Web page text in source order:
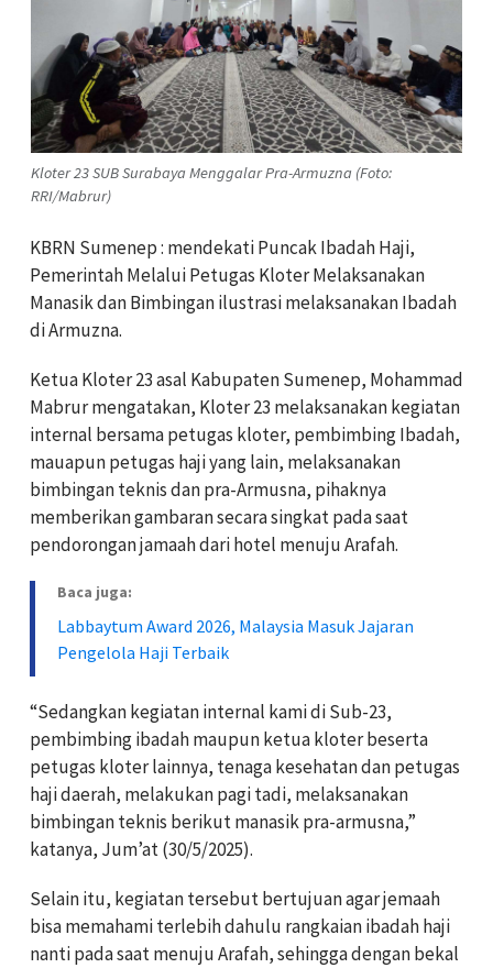
Kloter 23 SUB Surabaya Menggalar Pra-Armuzna (Foto:
RRI/Mabrur)
KBRN Sumenep : mendekati Puncak Ibadah Haji,
Pemerintah Melalui Petugas Kloter Melaksanakan
Manasik dan Bimbingan ilustrasi melaksanakan Ibadah
di Armuzna.
Ketua Kloter 23 asal Kabupaten Sumenep, Mohammad
Mabrur mengatakan, Kloter 23 melaksanakan kegiatan
internal bersama petugas kloter, pembimbing Ibadah,
mauapun petugas haji yang lain, melaksanakan
bimbingan teknis dan pra-Armusna, pihaknya
memberikan gambaran secara singkat pada saat
pendorongan jamaah dari hotel menuju Arafah.
Baca juga:
Labbaytum Award 2026, Malaysia Masuk Jajaran
Pengelola Haji Terbaik
“Sedangkan kegiatan internal kami di Sub-23,
pembimbing ibadah maupun ketua kloter beserta
petugas kloter lainnya, tenaga kesehatan dan petugas
haji daerah, melakukan pagi tadi, melaksanakan
bimbingan teknis berikut manasik pra-armusna,”
katanya, Jum’at (30/5/2025).
Selain itu, kegiatan tersebut bertujuan agar jemaah
bisa memahami terlebih dahulu rangkaian ibadah haji
nanti pada saat menuju Arafah, sehingga dengan bekal